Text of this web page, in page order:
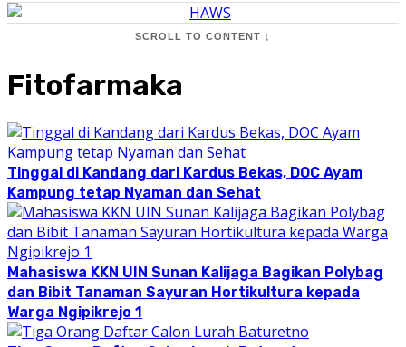
SCROLL TO CONTENT ↓
Fitofarmaka
Tinggal di Kandang dari Kardus Bekas, DOC Ayam
Kampung tetap Nyaman dan Sehat
Mahasiswa KKN UIN Sunan Kalijaga Bagikan Polybag
dan Bibit Tanaman Sayuran Hortikultura kepada
Warga Ngipikrejo 1